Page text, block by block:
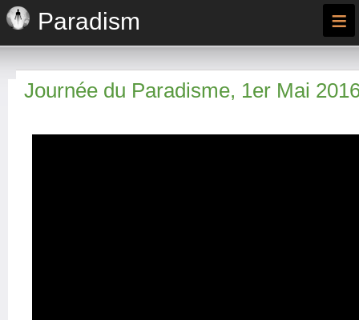
Paradism ≡
Journée du Paradisme, 1er Mai